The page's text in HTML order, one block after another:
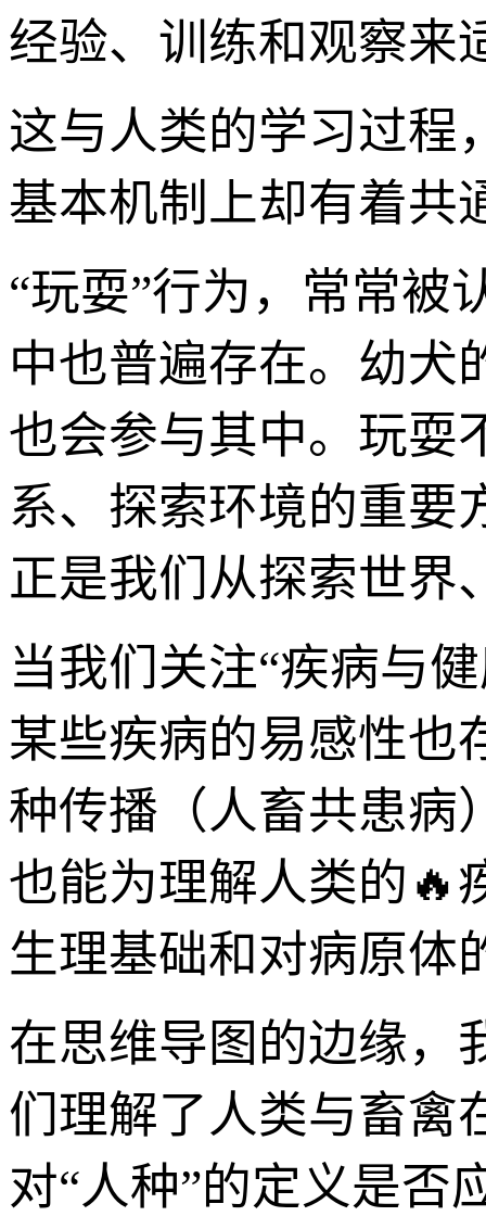
经验、训练和观察来
这与人类的学习过程
基本机制上却有着共
“玩耍”行为，常常被
中也普遍存在。幼犬
也会参与其中。玩耍
系、探索环境的重要
正是我们从探索世界
当我们关注“疾病与
某些疾病的易感性也
种传播（人畜共患病
也能为理解人类的🔥
生理基础和对病原体
在思维导图的边缘，
们理解了人类与畜禽
对“人种”的定义是否